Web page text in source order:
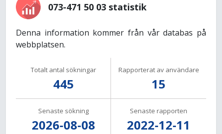
073-471 50 03 statistik
Denna information kommer från vår databas på
webbplatsen.
Totalt antal sökningar
445
Rapporterat av användare
15
Senaste sökning
2026-08-08
Senaste rapporten
2022-12-11